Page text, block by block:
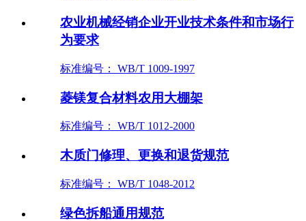
农业机械经销企业开业技术条件和市场行
为要求
标准编号： WB/T 1009-1997
菱镁复合材料农用大棚架
标准编号： WB/T 1012-2000
木质门修理、更换和退货规范
标准编号： WB/T 1048-2012
绿色拆船通用规范